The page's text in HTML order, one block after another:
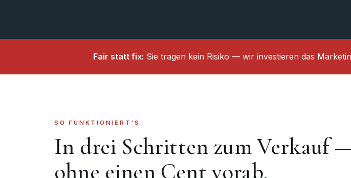
Fair statt fix: Sie tragen kein Risiko — wir investieren das
SO FUNKTIONIERT'S
In drei Schritten zum Verkauf
ohne einen Cent vorab.